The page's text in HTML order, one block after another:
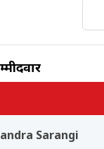
Sarangi